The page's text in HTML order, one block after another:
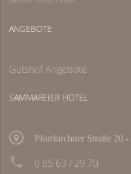
ANGEBOTE
Gutshof Angebote
SAMMAREIER HOTEL
Pfarrkirchner Straße 20 -
0 85 63 / 29 70